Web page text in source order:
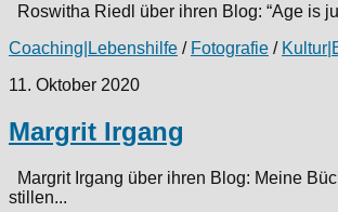
Roswitha Riedl über ihren Blog: “Age is
Coaching|Lebenshilfe / Fotografie /
11. Oktober 2020
Margrit Irgang
Margrit Irgang über ihren Blog: Meine
stillen...